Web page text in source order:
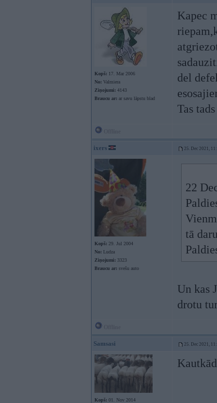
Kopš: 17. Mar 2006
No: Valmiera
Ziņojumi: 4143
Braucu ar: ar savu lāpstu blad
Kapec
del
Tas
ixers 25. Dec 2021,
Kopš: 29. Jul 2004
No: Ludza
Ziņojumi: 3323
Braucu ar: svešu auto
22
tā
Un kas
drotu
Samsasi 25. Dec 2021,
Kopš: 01. Nov 2014